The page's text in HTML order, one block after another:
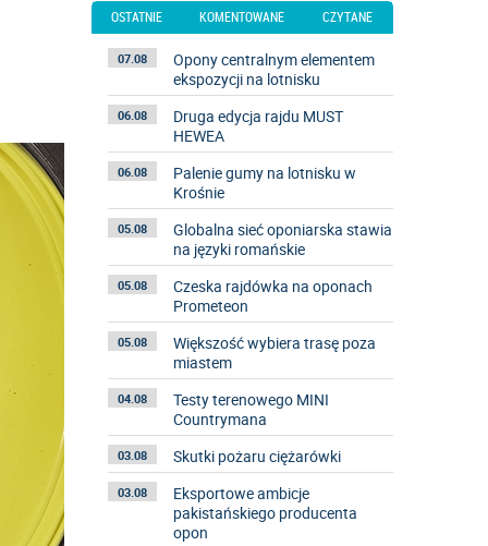
podstronę
OSTATNIE KOMENTOWANE CZYTANE
07.08
Opony centralnym elementem
ekspozycji na lotnisku
06.08
Druga edycja rajdu MUST
HEWEA
06.08
Palenie gumy na lotnisku w
Krośnie
05.08
Globalna sieć oponiarska stawia
na języki romańskie
05.08
Czeska rajdówka na oponach
Prometeon
05.08
Większość wybiera trasę poza
miastem
04.08
Testy terenowego MINI
Countrymana
03.08 Skutki pożaru ciężarówki
03.08
Eksportowe ambicje
pakistańskiego producenta
opon